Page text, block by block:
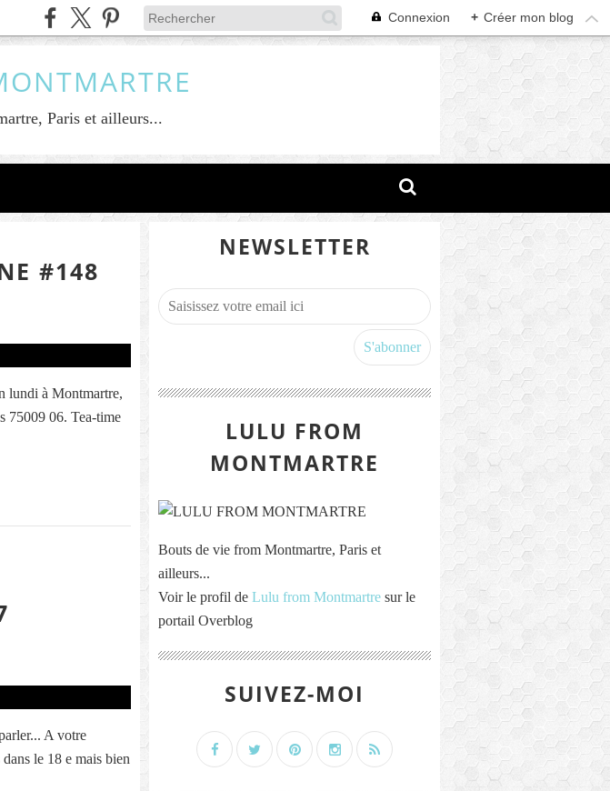
Connexion + Créer mon blog
Paris et ailleurs...
#148
lundi à Montmartre,
75009 06. Tea-time
A votre
le 18 e mais bien
NEWSLETTER
LULU FROM
MONTMARTRE
Bouts de vie from Montmartre, Paris et
ailleurs...
Voir le profil de Lulu from Montmartre sur le
portail Overblog
SUIVEZ-MOI